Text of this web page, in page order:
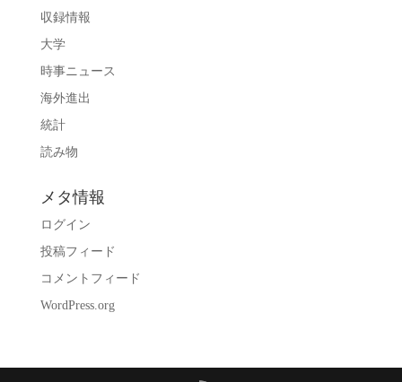
収録情報
大学
時事ニュース
海外進出
統計
読み物
メタ情報
ログイン
投稿フィード
コメントフィード
WordPress.org